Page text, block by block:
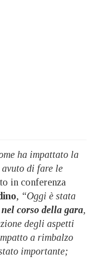
ha impattato la
di fare le
in conferenza
, “Oggi è stata
corso della gara,
degli aspetti
a rimbalzo
importante;